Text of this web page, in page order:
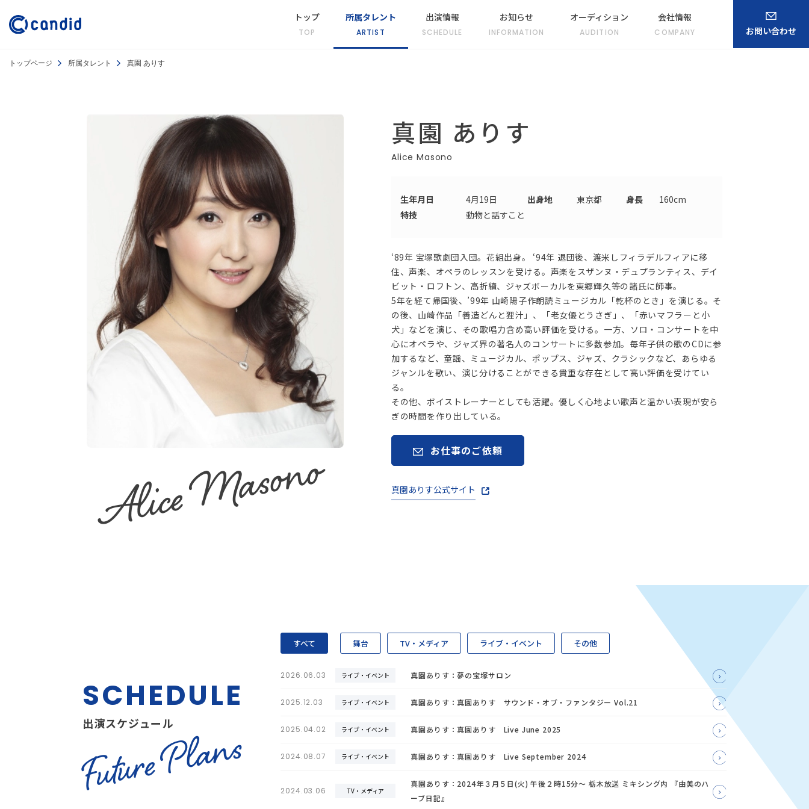
トップ
TOP
所属タレント
ARTIST
出演情報
SCHEDULE
お知らせ
INFORMATION
オーディション
AUDITION
会社情報
COMPANY お問い合わせ
トップページ 所属タレント 真園 ありす
Alice Masono
真園 ありす
Alice Masono
生年月日 4月19日 出身地 東京都 身長
160cm
特技
動物と話すこと
‘89年 宝塚歌劇団入団。花組出身。 ‘94年 退団後、渡米しフィラデルフィアに移
住、声楽、オペラのレッスンを受ける。声楽をスザンヌ・デュプランティス、デイ
ビット・ロフトン、高折續、ジャズボーカルを東郷輝久等の諸氏に師事。
5年を経て帰国後、’99年 山崎陽子作朗読ミュージカル「乾杯のとき」を演じる。そ
の後、山崎作品「善造どんと狸汁」、「老女優とうさぎ」、「赤いマフラーと小
犬」などを演じ、その歌唱力含め高い評価を受ける。一方、ソロ・コンサートを中
心にオペラや、ジャズ界の著名人のコンサートに多数参加。毎年子供の歌のCDに参
加するなど、童謡、ミュージカル、ポップス、ジャズ、クラシックなど、あらゆる
ジャンルを歌い、演じ分けることができる貴重な存在として高い評価を受けてい
る。
その他、ボイストレーナーとしても活躍。優しく心地よい歌声と温かい表現が安ら
ぎの時間を作り出している。
お仕事のご依頼
真園ありす公式サイト
SCHEDULE
出演スケジュール
Future Plans
すべて 舞台 TV・メディア ライブ・イベント その他
2026.06.03 ライブ・イベント 真園ありす：夢の宝塚サロン
2025.12.03 ライブ・イベント 真園ありす：真園ありす サウンド・オブ・ファンタジー Vol.21
2025.04.02 ライブ・イベント 真園ありす：真園ありす Live June 2025
2024.08.07 ライブ・イベント 真園ありす：真園ありす Live September 2024
2024.03.06 TV・メディア
真園ありす：2024年３月５日(火) 午後２時15分～ 栃木放送 ミキシング内 『由美のハ
ーブ日記』